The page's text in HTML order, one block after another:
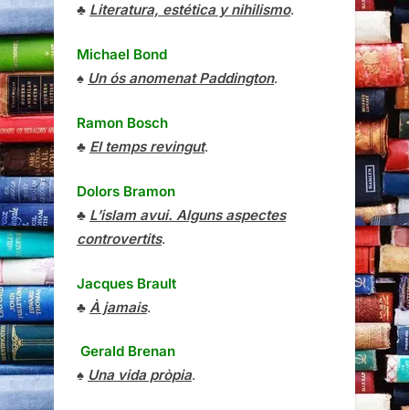
♣ Literatura, estética y nihilismo.
Michael Bond
♠ Un ós anomenat Paddington.
Ramon Bosch
♣ El temps revingut.
Dolors Bramon
♣ L’islam avui. Alguns aspectes
controvertits.
Jacques Brault
♣ À jamais.
Gerald Brenan
♠ Una vida pròpia.